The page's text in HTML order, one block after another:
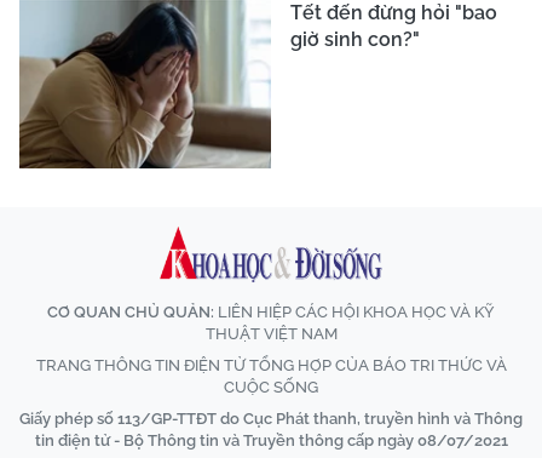
Tết đến đừng hỏi "bao
giờ sinh con?"
CƠ QUAN CHỦ QUẢN: LIÊN HIỆP CÁC HỘI KHOA HỌC VÀ KỸ
THUẬT VIỆT NAM
TRANG THÔNG TIN ĐIỆN TỬ TỔNG HỢP CỦA BÁO TRI THỨC VÀ
CUỘC SỐNG
Giấy phép số 113/GP-TTĐT do Cục Phát thanh, truyền hình và Thông
tin điện tử - Bộ Thông tin và Truyền thông cấp ngày 08/07/2021